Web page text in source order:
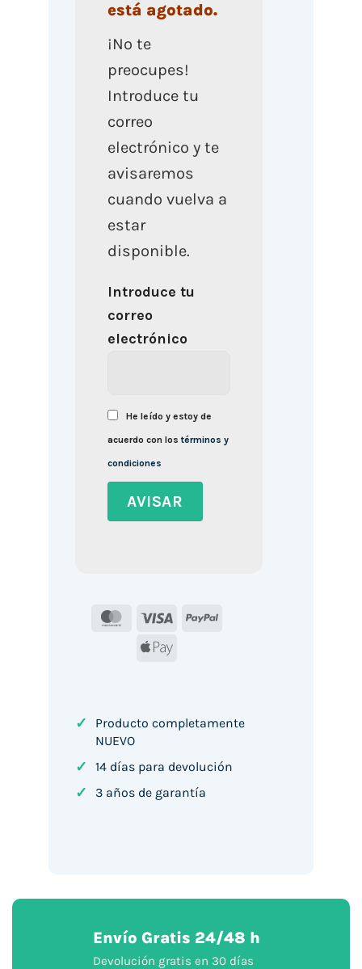
está agotado.
¡No te
preocupes!
Introduce tu
correo
electrónico y te
avisaremos
cuando vuelva a
estar
disponible.
Introduce tu
correo
electrónico
He leído y estoy de
acuerdo con lostérminos y
condiciones
MasterCard
Visa
PayPal
Apple
✓
Producto completamente
NUEVO
✓ 14 días para devolución
✓ 3 años de garantía
Envío Gratis 24/48 h
Devolución gratis en 30 días